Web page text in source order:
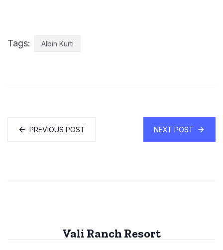
Tags: Albin Kurti
PREVIOUS POST NEXT POST
Vali Ranch Resort